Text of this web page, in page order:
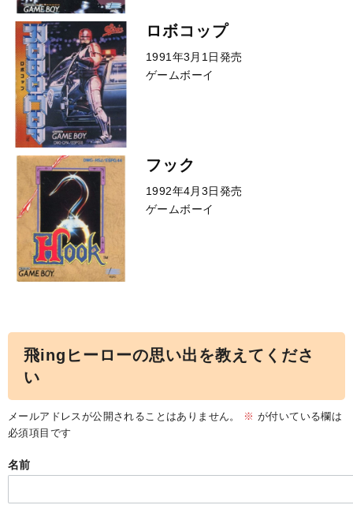
ロボコップ
1991年3月1日発売
ゲームボーイ
フック
1992年4月3日発売
ゲームボーイ
飛ingヒーローの思い出を教えてくださ
い
メールアドレスが公開されることはありません。 ※ が付いている欄は
必須項目です
名前